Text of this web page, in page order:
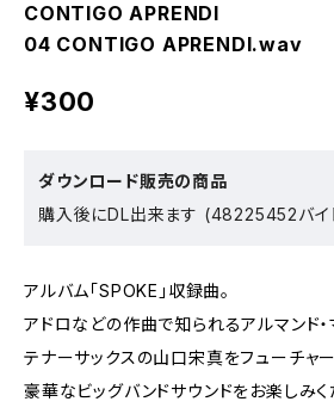
CONTIGO APRENDI
04 CONTIGO APRENDI.wav
¥300
ダウンロード販売の商品
購入後にDL出来ます (48225452バイ
アルバム「SPOKE」収録曲。
アドロなどの作曲で知られるアルマンド
テナーサックスの山口宋真をフューチャー
豪華なビッグバンドサウンドをお楽しみく